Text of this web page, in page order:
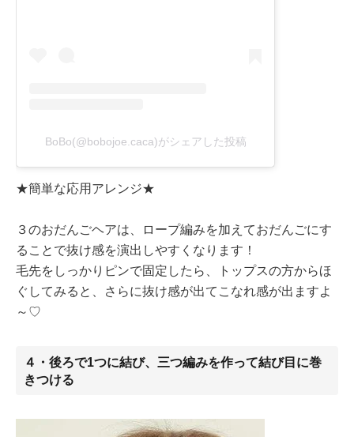
BoBo(@bobojoe.caca)がシェアした投稿
★簡単な応用アレンジ★
３のおだんごヘアは、ロープ編みを加えておだんごにす
ることで抜け感を演出しやすくなります！
毛先をしっかりピンで固定したら、トップスの方からほ
ぐしてみると、さらに抜け感が出てこなれ感が出ますよ
～♡
４・後ろで1つに結び、三つ編みを作って結び目に巻
きつける